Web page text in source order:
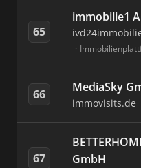
65
immobilie1
66 MediaSky
immovisits.de
67
GmbH